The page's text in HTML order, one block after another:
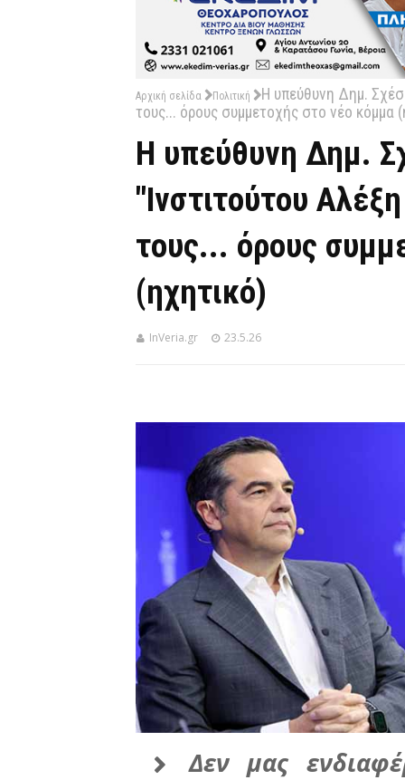
Αρχική σελίδα Πολιτική
Η υπεύθυνη Δημ.
τους... όρους συμμετοχής στο νέο κόμμα
Η υπεύθυνη Δημ.
"Ινστιτούτου
τους... όρους
(ηχητικό)
InVeria.gr 23.5.26
Δεν μας